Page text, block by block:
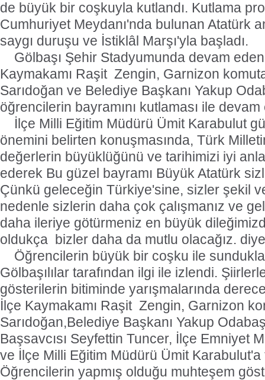
de büyük bir coşkuyla kutlandı. Kutlama
Cumhuriyet Meydanı'nda bulunan Atatürk
saygı duruşu ve İstiklâl Marşı'yla başladı.
Gölbaşı Şehir Stadyumunda devam
Kaymakamı Raşit Zengin, Garnizon
Sarıdoğan ve Belediye Başkanı Yakup
öğrencilerin bayramını kutlaması ile devam
İlçe Milli Eğitim Müdürü Ümit Karabulut
önemini belirten konuşmasında, Türk
değerlerin büyüklüğünü ve tarihimizi iyi
ederek Bu güzel bayramı Büyük Atatürk
Çünkü geleceğin Türkiye'sine, sizler şekil
nedenle sizlerin daha çok çalışmanız ve
daha ileriye götürmeniz en büyük
oldukça bizler daha da mutlu olacağız.
Öğrencilerin büyük bir coşku ile
Gölbaşılılar tarafından ilgi ile izlendi.
gösterilerin bitiminde yarışmalarında
İlçe Kaymakamı Raşit Zengin, Garnizon
Sarıdoğan,Belediye Başkanı Yakup
Başsavcısı Seyfettin Tuncer, İlçe Emniyet
ve İlçe Milli Eğitim Müdürü Ümit Karabulut'a
Öğrencilerin yapmış olduğu muhteşem